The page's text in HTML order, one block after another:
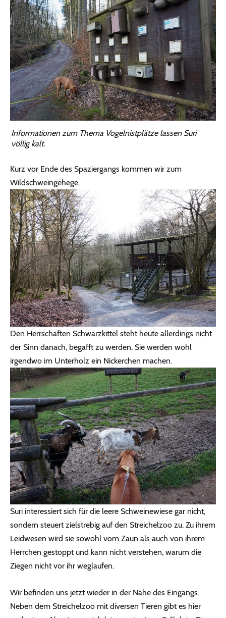
Informationen zum Thema Vogelnistplätze lassen Suri
völlig kalt.
Kurz vor Ende des Spaziergangs kommen wir zum
Wildschweingehege.
Den Herrschaften Schwarzkittel steht heute allerdings nicht
der Sinn danach, begafft zu werden. Sie werden wohl
irgendwo im Unterholz ein Nickerchen machen.
Suri interessiert sich für die leere Schweinewiese gar nicht,
sondern steuert zielstrebig auf den Streichelzoo zu. Zu ihrem
Leidwesen wird sie sowohl vom Zaun als auch von ihrem
Herrchen gestoppt und kann nicht verstehen, warum die
Ziegen nicht vor ihr weglaufen.
Wir befinden uns jetzt wieder in der Nähe des Eingangs.
Neben dem Streichelzoo mit diversen Tieren gibt es hier